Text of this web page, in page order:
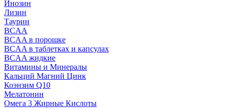
Инозин
Лизин
Таурин
BCAA
BCAA в порошке
BCAA в таблетках и капсулах
BCAA жидкие
Витамины и Минералы
Кальций Магний Цинк
Коэнзим Q10
Мелатонин
Омега 3 Жирные Кислоты